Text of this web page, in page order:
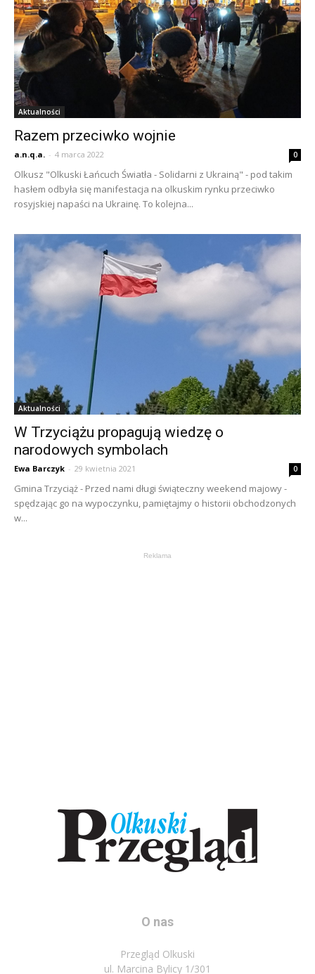
Aktualności
Razem przeciwko wojnie
a.n.q.a. - 4 marca 2022 0
Olkusz "Olkuski Łańcuch Światła - Solidarni z Ukrainą" - pod takim
hasłem odbyła się manifestacja na olkuskim rynku przeciwko
rosyjskiej napaści na Ukrainę. To kolejna...
Aktualności
W Trzyciążu propagują wiedzę o
narodowych symbolach
Ewa Barczyk - 29 kwietnia 2021 0
Gmina Trzyciąż - Przed nami długi świąteczny weekend majowy -
spędzając go na wypoczynku, pamiętajmy o historii obchodzonych
w...
Reklama
O nas
Przegląd Olkuski
ul. Marcina Bylicy 1/301